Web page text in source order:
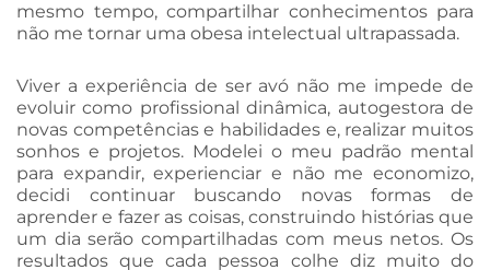
mesmo tempo, compartilhar conhecimentos para
não me tornar uma obesa intelectual ultrapassada.
Viver a experiência de ser avó não me impede de
evoluir como profissional dinâmica, autogestora de
novas competências e habilidades e, realizar muitos
sonhos e projetos. Modelei o meu padrão mental
para expandir, experienciar e não me economizo,
decidi continuar buscando novas formas de
aprender e fazer as coisas, construindo histórias que
um dia serão compartilhadas com meus netos. Os
resultados que cada pessoa colhe diz muito do